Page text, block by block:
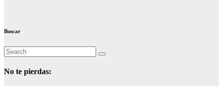
Buscar
No te pierdas: